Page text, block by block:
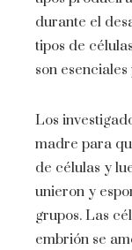
durante el
tipos de
son
Los
madre para
de células y
unieron y
grupos. Las
embrión se